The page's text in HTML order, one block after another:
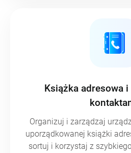
Książka adresowa
Organizuj i zarządzaj
uporządkowanej książki
sortuj i korzystaj z